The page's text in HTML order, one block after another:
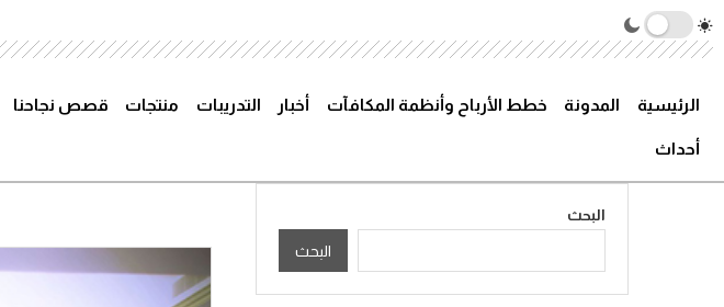
الرئيسية المدونة خطط الأرباح وأنظمة المكافآت أخبار التدريبات منتجات قصص نجاحنا
أحداث
البحث
البحث